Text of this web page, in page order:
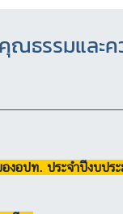
ธรรมและค
องอปท. ประจำปีงบป